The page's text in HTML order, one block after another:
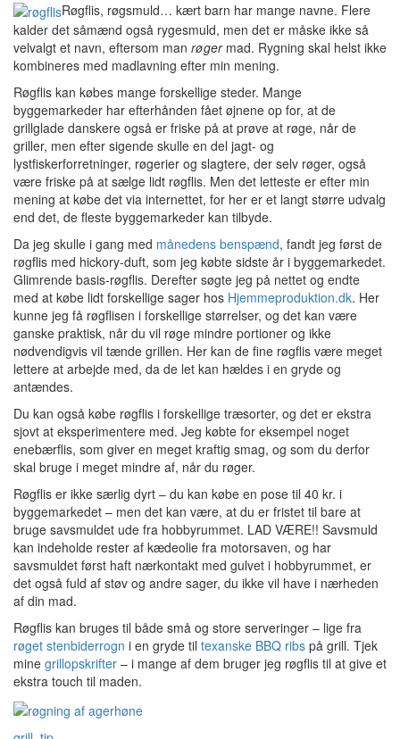
Røgflis, røgsmuld… kært barn har mange navne. Flere
kalder det såmænd også rygesmuld, men det er måske ikke så
velvalgt et navn, eftersom man røgermad. Rygning skal helst ikke
kombineres med madlavning efter min mening.
Røgflis kan købes mange forskellige steder. Mange
byggemarkeder har efterhånden fået øjnene op for, at de
grillglade danskere også er friske på at prøve at røge, når de
griller, men efter sigende skulle en del jagt- og
lystfiskerforretninger, røgerier og slagtere, der selv røger, også
være friske på at sælge lidt røgflis. Men det letteste er efter min
mening at købe det via internettet, for her er et langt større udvalg
end det, de fleste byggemarkeder kan tilbyde.
Da jeg skulle i gang med månedens benspænd, fandt jeg først de
røgflis med hickory-duft, som jeg købte sidste år i byggemarkedet.
Glimrende basis-røgflis. Derefter søgte jeg på nettet og endte
med at købe lidt forskellige sager hos Hjemmeproduktion.dk. Her
kunne jeg få røgflisen i forskellige størrelser, og det kan være
ganske praktisk, når du vil røge mindre portioner og ikke
nødvendigvis vil tænde grillen. Her kan de fine røgflis være meget
lettere at arbejde med, da de let kan hældes i en gryde og
antændes.
Du kan også købe røgflis i forskellige træsorter, og det er ekstra
sjovt at eksperimentere med. Jeg købte for eksempel noget
enebærflis, som giver en meget kraftig smag, og som du derfor
skal bruge i meget mindre af, når du røger.
Røgflis er ikke særlig dyrt – du kan købe en pose til 40 kr. i
byggemarkedet – men det kan være, at du er fristet til bare at
bruge savsmuldet ude fra hobbyrummet. LAD VÆRE!! Savsmuld
kan indeholde rester af kædeolie fra motorsaven, og har
savsmuldet først haft nærkontakt med gulvet i hobbyrummet, er
det også fuld af støv og andre sager, du ikke vil have i nærheden
af din mad.
Røgflis kan bruges til både små og store serveringer – lige fra
røget stenbiderrogn i en gryde til texanske BBQ ribs på grill. Tjek
mine grillopskrifter – i mange af dem bruger jeg røgflis til at give et
ekstra touch til maden.